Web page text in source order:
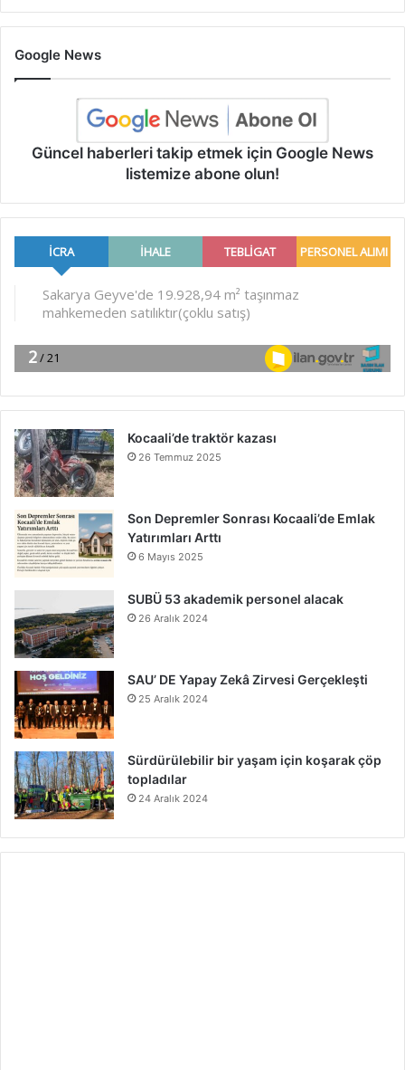
Google News
Güncel haberleri takip etmek için Google News
listemize abone olun!
Kocaali’de traktör kazası
26 Temmuz 2025
Son Depremler Sonrası Kocaali’de Emlak
Yatırımları Arttı
6 Mayıs 2025
SUBÜ 53 akademik personel alacak
26 Aralık 2024
SAU’ DE Yapay Zekâ Zirvesi Gerçekleşti
25 Aralık 2024
Sürdürülebilir bir yaşam için koşarak çöp
topladılar
24 Aralık 2024